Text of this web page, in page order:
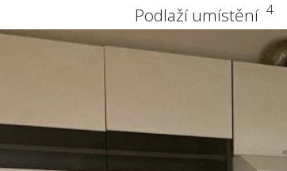
Podlaží umístění 4